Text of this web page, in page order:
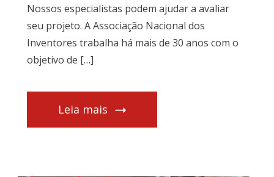
Nossos especialistas podem ajudar a avaliar
seu projeto. A Associação Nacional dos
Inventores trabalha há mais de 30 anos com o
objetivo de […]
Leia mais